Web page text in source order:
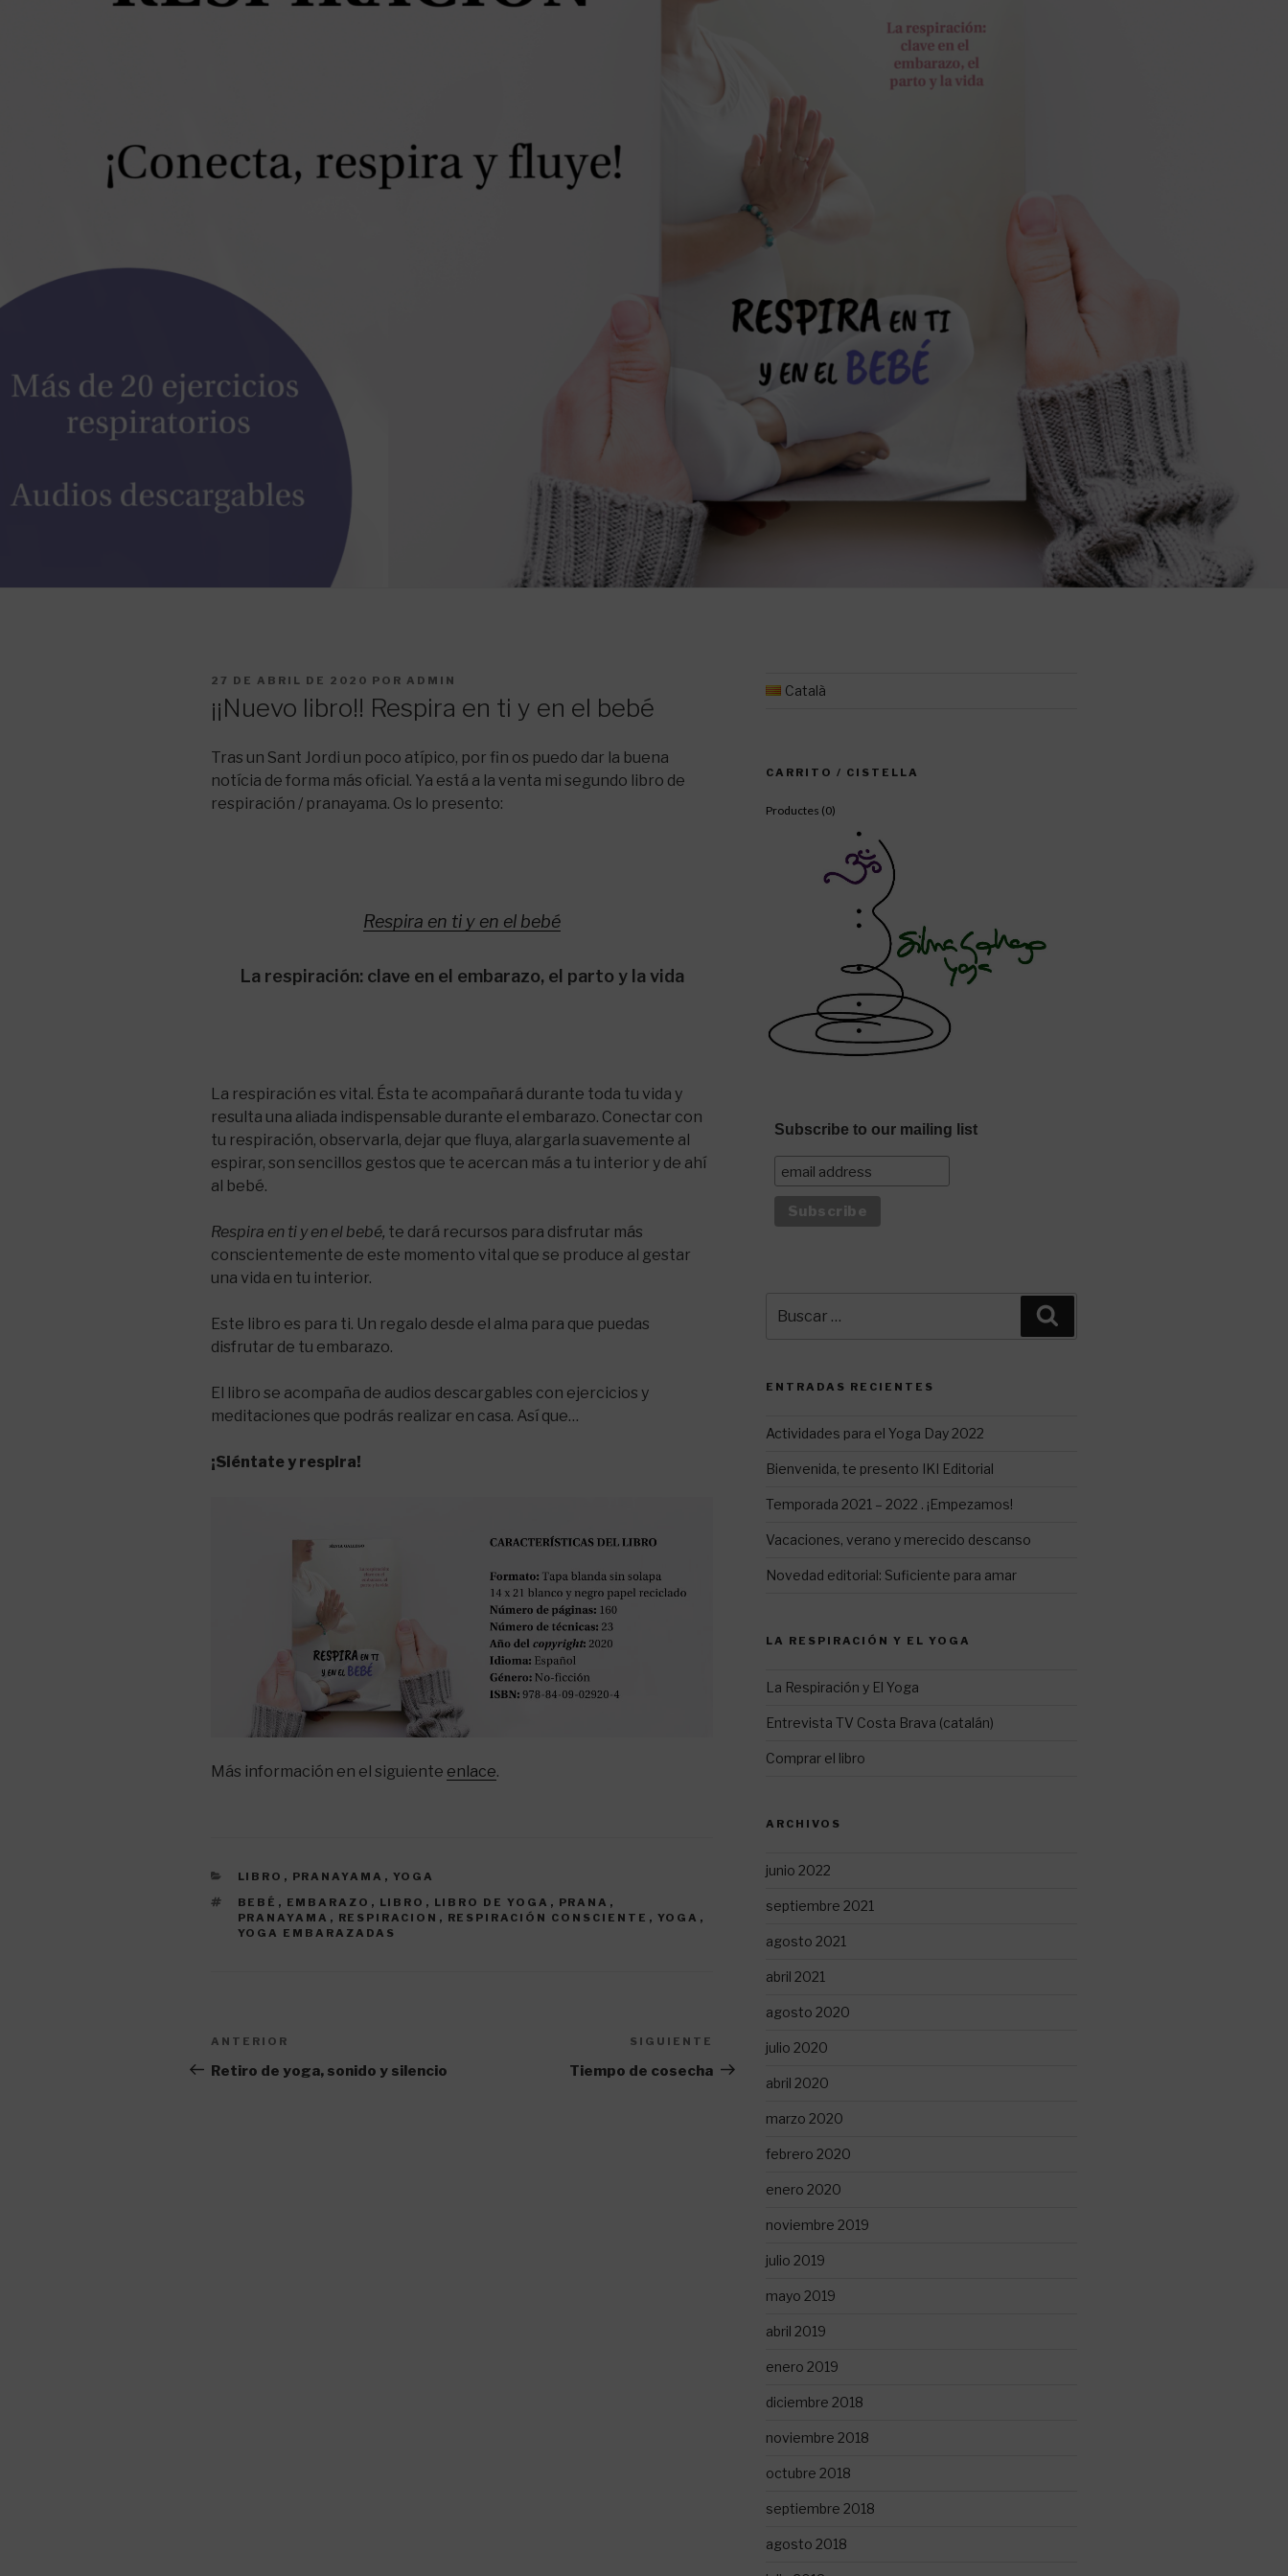
PUBLICADO
27 DE ABRIL DE 2020 POR ADMIN
¡¡Nuevo libro!! Respira en ti y en el bebé
Tras un Sant Jordi un poco atípico, por fin os puedo dar la buena
notícia de forma más oficial. Ya está a la venta mi segundo libro de
respiración / pranayama. Os lo presento:
Respira en ti y en el bebé
La respiración: clave en el embarazo, el parto y la vida
La respiración es vital. Ésta te acompañará durante toda tu vida y
resulta una aliada indispensable durante el embarazo. Conectar con
tu respiración, observarla, dejar que fluya, alargarla suavemente al
espirar, son sencillos gestos que te acercan más a tu interior y de ahí
al bebé.
Respira en ti y en el bebé, te dará recursos para disfrutar más
conscientemente de este momento vital que se produce al gestar
una vida en tu interior.
Este libro es para ti. Un regalo desde el alma para que puedas
disfrutar de tu embarazo.
El libro se acompaña de audios descargables con ejercicios y
meditaciones que podrás realizar en casa. Así que…
¡Siéntate y respira!
Más información en el siguiente enlace.
CATEGORÍAS
LIBRO , PRANAYAMA , YOGA
ETIQUETAS
BEBÉ , EMBARAZO , LIBRO , LIBRO DE YOGA , PRANA ,
PRANAYAMA , RESPIRACION , RESPIRACIÓN CONSCIENTE , YOGA ,
YOGA EMBARAZADAS
Navegación
de
Entrada
anterior:
ANTERIOR
Retiro de yoga, sonido y silencio
Siguiente
entrada
SIGUIENTE
Tiempo de cosecha
Català
CARRITO / CISTELLA
Productes (0)
Subscribe to our mailing list
por:
ENTRADAS RECIENTES
Actividades para el Yoga Day 2022
Bienvenida, te presento IKI Editorial
Temporada 2021 – 2022 . ¡Empezamos!
Vacaciones, verano y merecido descanso
Novedad editorial: Suficiente para amar
LA RESPIRACIÓN Y EL YOGA
La Respiración y El Yoga
Entrevista TV Costa Brava (catalán)
Comprar el libro
ARCHIVOS
junio 2022
septiembre 2021
agosto 2021
abril 2021
agosto 2020
julio 2020
abril 2020
marzo 2020
febrero 2020
enero 2020
noviembre 2019
julio 2019
mayo 2019
abril 2019
enero 2019
diciembre 2018
noviembre 2018
octubre 2018
septiembre 2018
agosto 2018